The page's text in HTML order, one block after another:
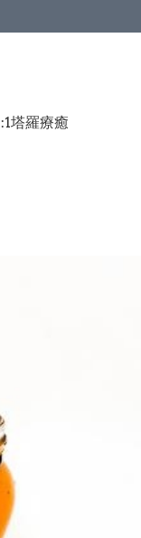
塔羅療癒